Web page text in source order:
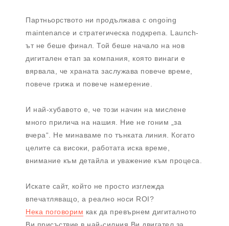
Партньорството ни продължава с ongoing
maintenance и стратегическа подкрепа. Launch-
ът не беше финал. Той беше начало на нов
дигитален етап за компания, която винаги е
вярвала, че храната заслужава повече време,
повече грижа и повече намерение.
И най-хубавото е, че този начин на мислене
много прилича на нашия. Ние не гоним „за
вчера“. Не минаваме по тънката линия. Когато
целите са високи, работата иска време,
внимание към детайла и уважение към процеса.
Искате сайт, който не просто изглежда
впечатляващо, а реално носи ROI?
Нека поговорим как да превърнем дигиталното